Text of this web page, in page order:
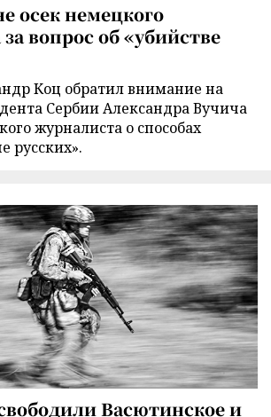
осек немецкого
вопрос об «убийстве
Коц обратил внимание на
Сербии Александра Вучича
журналиста о способах
русских».
Васютинское и